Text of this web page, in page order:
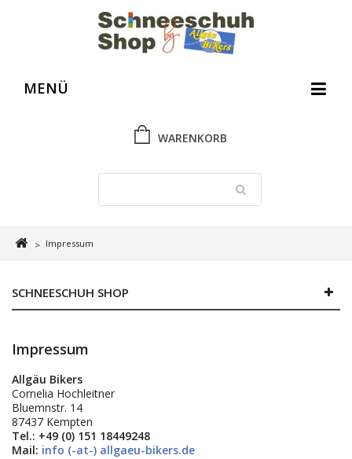
MENÜ
WARENKORB
> Impressum
SCHNEESCHUH SHOP
Impressum
Allgäu Bikers
Cornelia Hochleitner
Bluemnstr. 14
87437 Kempten
Tel.: +49 (0) 151 18449248
Mail: info (-at-) allgaeu-bikers.de